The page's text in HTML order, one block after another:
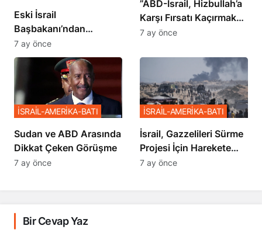
Eski İsrail
Başbakanı’ndan
Netanyahu’ya Ağır
Sözler
7 ay önce
​​​​​​​”ABD-İsrail, Hizbullah’a
Karşı Fırsatı Kaçırmak
İstemiyor”
7 ay önce
Sudan ve ABD Arasında
Dikkat Çeken Görüşme
İSRAİL-AMERİKA-BATI
7 ay önce
İsrail, Gazzelileri Sürme
Projesi İçin Harekete
Geçti
İSRAİL-AMERİKA-BATI
7 ay önce
Bir Cevap Yaz